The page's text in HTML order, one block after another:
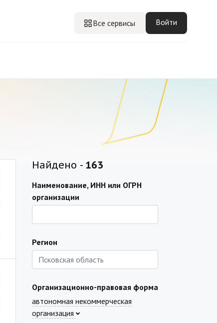
Все сервисы Войти
Найдено - 163
Наименование, ИНН или ОГРН
организации
Регион
Организационно-правовая форма
автономная некоммерческая
организация